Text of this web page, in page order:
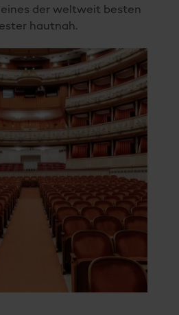
der weltweit besten
hautnah.